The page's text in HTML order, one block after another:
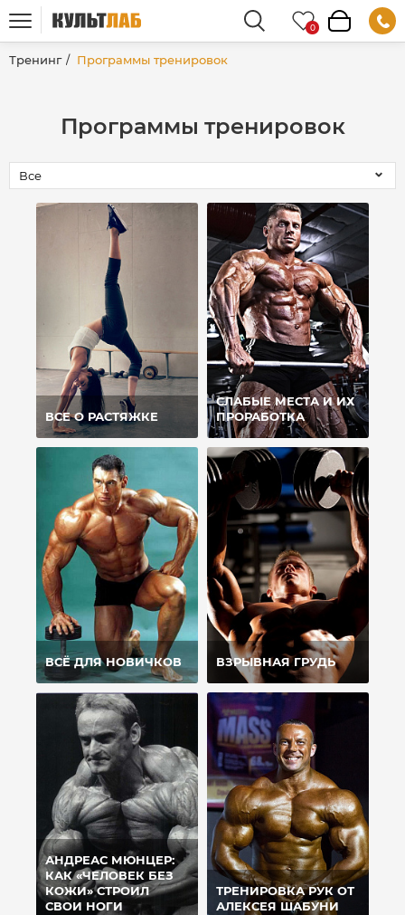
Тренинг Программы тренировок
Программы тренировок
ВСЕ О РАСТЯЖКЕ
СЛАБЫЕ МЕСТА И ИХ
ПРОРАБОТКА
ВСЁ ДЛЯ НОВИЧКОВ ВЗРЫВНАЯ ГРУДЬ
АНДРЕАС МЮНЦЕР:
КАК «ЧЕЛОВЕК БЕЗ
КОЖИ» СТРОИЛ
СВОИ НОГИ
ТРЕНИРОВКА РУК ОТ
АЛЕКСЕЯ ШАБУНИ